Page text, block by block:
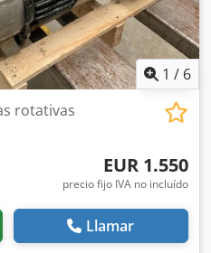
1 / 6
rotativas
EUR 1.550
precio fijo IVA no incluído
Llamar